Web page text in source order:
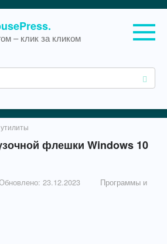
– клик за кликом
о
с
флешки Windows 10
23.12.2023
Программы и